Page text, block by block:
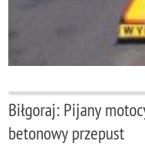
Biłgoraj: Pijany
betonowy przepust